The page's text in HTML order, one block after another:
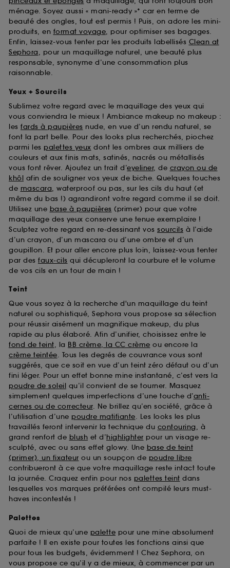
ménage. Soyez aussi « mani-ready »* car en terme de
beauté des ongles, tout est permis ! Puis, on adore les mini-
produits, en format voyage, pour optimiser ses bagages.
Enfin, laissez-vous tenter par les produits labellisés Clean at
Sephora, pour un maquillage naturel, une beauté plus
responsable, synonyme d’une consommation plus
raisonnable.
Yeux + Sourcils
Sublimez votre regard avec le maquillage des yeux qui
vous conviendra le mieux ! Ambiance makeup no makeup :
les fards à paupières nude, en vue d’un rendu naturel, se
font la part belle. Pour des looks plus recherchés, piochez
parmi les palettes yeux dont les ombres aux milliers de
couleurs et aux finis mats, satinés, nacrés ou métallisés
vous font rêver. Ajoutez un trait d’eyeliner, de crayon ou de
khôl afin de souligner vos yeux de biche. Quelques touches
de mascara, waterproof ou pas, sur les cils du haut (et
même du bas !) agrandiront votre regard comme il se doit.
Utilisez une base à paupières (primer) pour que votre
maquillage des yeux conserve une tenue exemplaire !
Sculptez votre regard en re-dessinant vos sourcils à l’aide
d’un crayon, d’un mascara ou d’une ombre et d’un
goupillon. Et pour aller encore plus loin, laissez-vous tenter
par des faux-cils qui décupleront la courbure et le volume
de vos cils en un tour de main !
Teint
Que vous soyez à la recherche d'un maquillage du teint
naturel ou sophistiqué, Sephora vous propose sa sélection
pour réussir aisément un magnifique makeup, du plus
rapide au plus élaboré. Afin d’unifier, choisissez entre le
fond de teint, la BB crème, la CC crème ou encore la
crème teintée. Tous les degrés de couvrance vous sont
suggérés, que ce soit en vue d’un teint zéro défaut ou d’un
fini léger. Pour un effet bonne mine instantané, c’est vers la
poudre de soleil qu’il convient de se tourner. Masquez
simplement quelques imperfections d’une touche d’anti-
cernes ou de correcteur. Ne brillez qu’en société, grâce à
l’utilisation d’une poudre matifiante. Les looks les plus
travaillés feront intervenir la technique du contouring, à
grand renfort de blush et d’highlighter pour un visage re-
sculpté, avec ou sans effet glowy. Une base de teint
(primer), un fixateur ou un soupçon de poudre libre
contribueront à ce que votre maquillage reste intact toute
la journée. Craquez enfin pour nos palettes teint dans
lesquelles vos marques préférées ont compilé leurs must-
haves incontestés !
Palettes
Quoi de mieux qu’une palette pour une mine absolument
parfaite ! Il en existe pour toutes les fonctions ainsi que
pour tous les budgets, évidemment ! Chez Sephora, on
vous propose ce qu’il y a de mieux, à commencer par un